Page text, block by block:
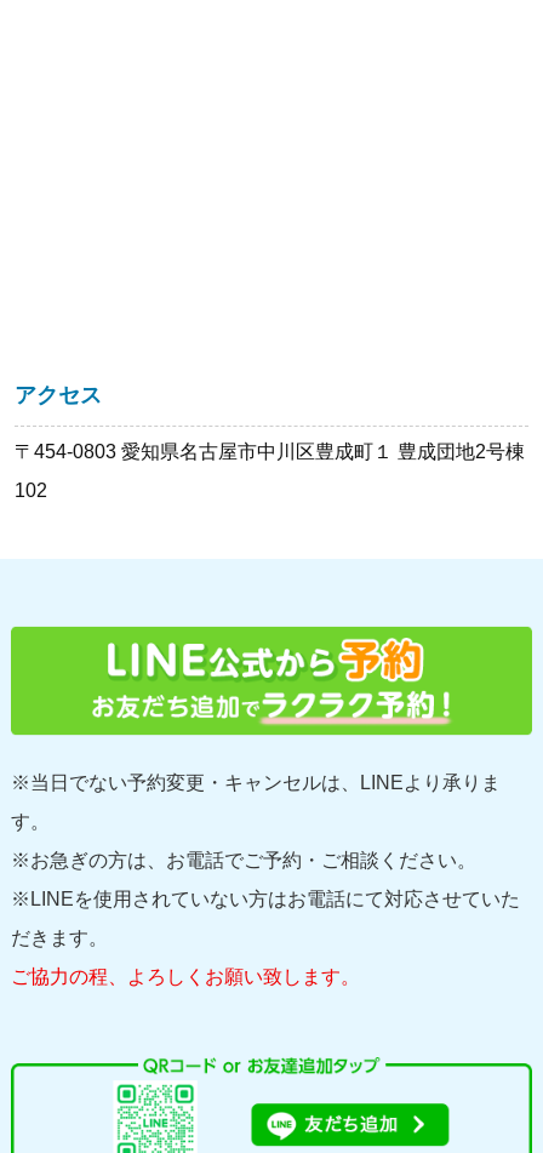
アクセス
〒454-0803 愛知県名古屋市中川区豊成町１ 豊成団地2号棟
102
※当日でない予約変更・キャンセルは、LINEより承りま
す。
※お急ぎの方は、お電話でご予約・ご相談ください。
※LINEを使用されていない方はお電話にて対応させていた
だきます。
ご協力の程、よろしくお願い致します。